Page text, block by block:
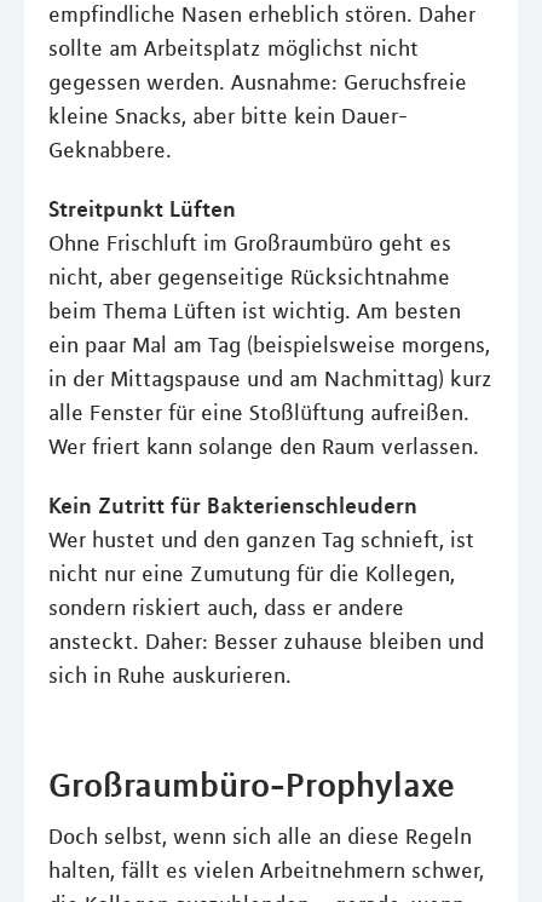
empfindliche Nasen erheblich stören. Daher
sollte am Arbeitsplatz möglichst nicht
gegessen werden. Ausnahme: Geruchsfreie
kleine Snacks, aber bitte kein Dauer-
Geknabbere.
Streitpunkt Lüften
Ohne Frischluft im Großraumbüro geht es
nicht, aber gegenseitige Rücksichtnahme
beim Thema Lüften ist wichtig. Am besten
ein paar Mal am Tag (beispielsweise morgens,
in der Mittagspause und am Nachmittag) kurz
alle Fenster für eine Stoßlüftung aufreißen.
Wer friert kann solange den Raum verlassen.
Kein Zutritt für Bakterienschleudern
Wer hustet und den ganzen Tag schnieft, ist
nicht nur eine Zumutung für die Kollegen,
sondern riskiert auch, dass er andere
ansteckt. Daher: Besser zuhause bleiben und
sich in Ruhe auskurieren.
Großraumbüro-Prophylaxe
Doch selbst, wenn sich alle an diese Regeln
halten, fällt es vielen Arbeitnehmern schwer,